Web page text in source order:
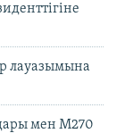
лауазымына
мен M270